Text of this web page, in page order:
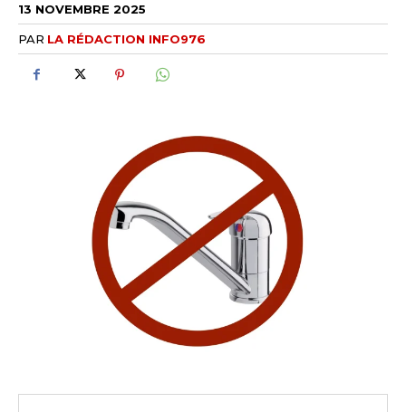
13 NOVEMBRE 2025
PAR LA RÉDACTION INFO976